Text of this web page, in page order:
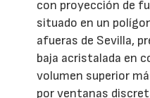
con proyección de
situado en un
afueras de Sevilla,
baja acristalada en
volumen superior
por ventanas